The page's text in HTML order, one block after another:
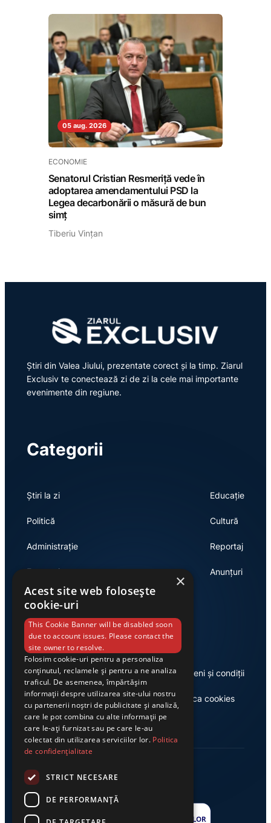
05 aug. 2026
ECONOMIE
Senatorul Cristian Resmeriță vede în
adoptarea amendamentului PSD la
Legea decarbonării o măsură de bun
simț
Tiberiu Vințan
Știri din Valea Jiului, prezentate corect și la timp. Ziarul
Exclusiv te conectează zi de zi la cele mai importante
evenimente din regiune.
Categorii
Știri la zi
Politică
Administrație
Economie
Educație
Cultură
Reportaj
Anunțuri
Link-uri utile
Despre noi
Casa de editură Exclusiv
Termeni și condiții
Politica cookies
×
Acest site web folosește
cookie-uri
This Cookie Banner will be disabled soon
due to account issues. Please contact the
site owner to resolve.
Folosim cookie-uri pentru a personaliza
conținutul, reclamele și pentru a ne analiza
traficul. De asemenea, împărtășim
informații despre utilizarea site-ului nostru
cu partenerii noștri de publicitate și analiză,
care le pot combina cu alte informații pe
care le-ați furnizat sau pe care le-au
colectat din utilizarea serviciilor lor. Politica
de confidențialitate
STRICT NECESARE
DE PERFORMANȚĂ